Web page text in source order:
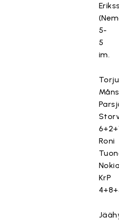
5-
5
im.
Måns
Roni
KrP